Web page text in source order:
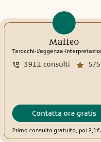
Matteo
Tarocchi.Veggenza.Interpretazione
5/5
3911 consulti
Contatta ora gratis
Primo consulto gratuito, poi